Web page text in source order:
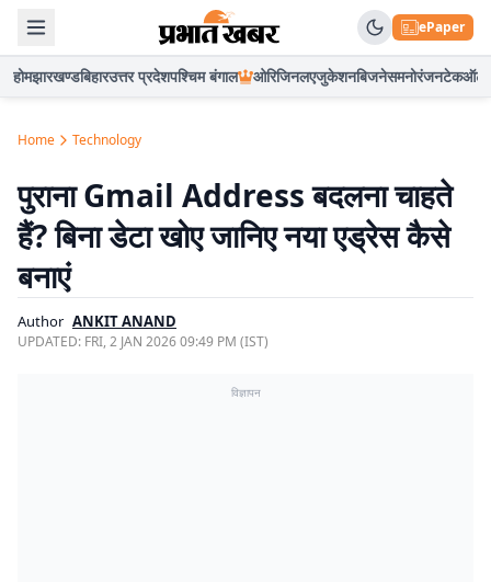
ePaper
होमझारखण्डबिहारउत्तर प्रदेशपश्चिम बंगाल ओरिजिनलएजुकेशनबिजनेसमनोरंजनटेकऑटो
Home Technology
पुराना Gmail Address बदलना चाहते
हैं? बिना डेटा खोए जानिए नया एड्रेस कैसे
बनाएं
Author ANKIT ANAND
UPDATED: FRI, 2 JAN 2026 09:49 PM (IST)
विज्ञापन